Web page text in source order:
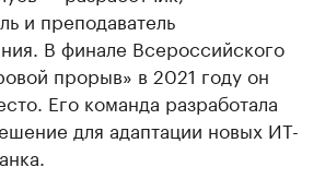
и преподаватель
В финале Всероссийского
прорыв» в 2021 году он
Его команда разработала
для адаптации новых ИТ-